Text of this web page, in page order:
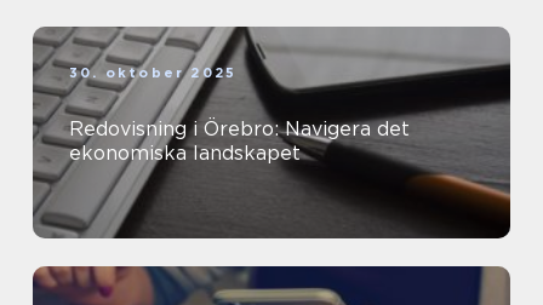
30. oktober 2025
Redovisning i Örebro: Navigera det
ekonomiska landskapet